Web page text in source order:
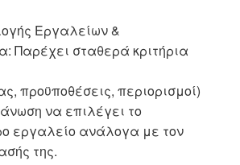
Εργαλείων &
Παρέχει σταθερά κριτήρια
προϋποθέσεις, περιορισμοί)
να επιλέγει το
εργαλείο ανάλογα με τον
της.